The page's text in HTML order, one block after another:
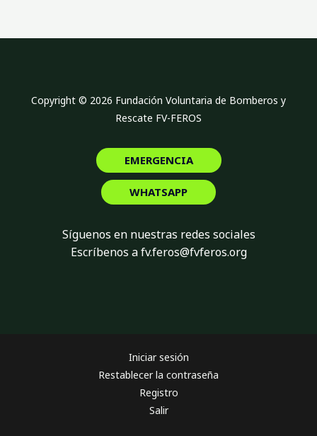
Copyright © 2026 Fundación Voluntaria de Bomberos y
Rescate FV-FEROS
EMERGENCIA
WHATSAPP
Síguenos en nuestras redes sociales
Escríbenos a fv.feros@fvferos.org
Iniciar sesión
Restablecer la contraseña
Registro
Salir